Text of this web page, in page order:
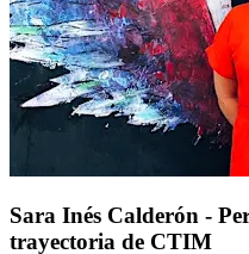
Sara Inés Calderón -
trayectoria de CTIM